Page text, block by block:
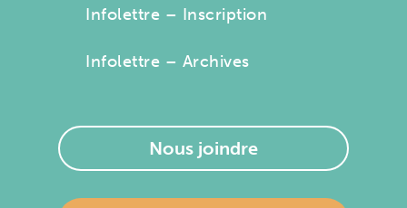
Infolettre – Inscription
Infolettre – Archives
Nous joindre